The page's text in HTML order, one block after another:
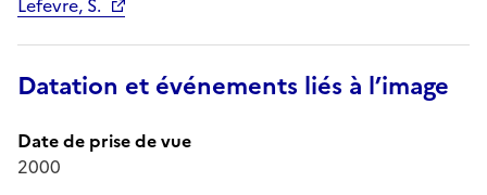
Datation et événements liés à l’image
Date de prise de vue
2000